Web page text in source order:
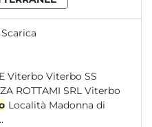
Scarica
Viterbo Viterbo SS
18 CAIAZZA ROTTAMI SRL Viterbo
Località Madonna di